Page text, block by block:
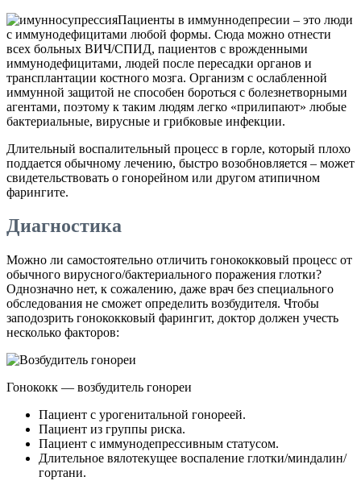
Пациенты в иммуннодепресии – это люди
с иммунодефицитами любой формы. Сюда можно отнести
всех больных ВИЧ/СПИД, пациентов с врожденными
иммунодефицитами, людей после пересадки органов и
трансплантации костного мозга. Организм с ослабленной
иммунной защитой не способен бороться с болезнетворными
агентами, поэтому к таким людям легко «прилипают» любые
бактериальные, вирусные и грибковые инфекции.
Длительный воспалительный процесс в горле, который плохо
поддается обычному лечению, быстро возобновляется – может
свидетельствовать о гонорейном или другом атипичном
фарингите.
Диагностика
Можно ли самостоятельно отличить гонококковый процесс от
обычного вирусного/бактериального поражения глотки?
Однозначно нет, к сожалению, даже врач без специального
обследования не сможет определить возбудителя. Чтобы
заподозрить гонококковый фарингит, доктор должен учесть
несколько факторов:
Гонококк — возбудитель гонореи
Пациент с урогенитальной гонореей.
Пациент из группы риска.
Пациент с иммунодепрессивным статусом.
Длительное вялотекущее воспаление глотки/миндалин/
гортани.